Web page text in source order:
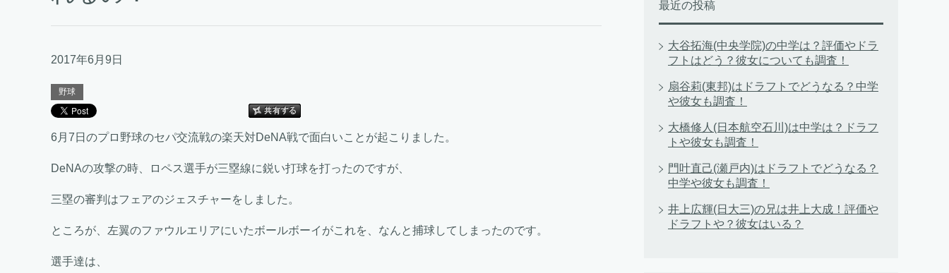
2017年6月9日
野球
6月7日のプロ野球のセパ交流戦の楽天対DeNA戦で面白いことが起こりました。
DeNAの攻撃の時、ロペス選手が三塁線に鋭い打球を打ったのですが、
三塁の審判はフェアのジェスチャーをしました。
ところが、左翼のファウルエリアにいたボールボーイがこれを、なんと捕球してしまったのです。
選手達は、
最近の投稿
大谷拓海(中央学院)の中学は？評価やドラ
フトはどう？彼女についても調査！
扇谷莉(東邦)はドラフトでどうなる？中学
や彼女も調査！
大橋修人(日本航空石川)は中学は？ドラフ
トや彼女も調査！
門叶直己(瀬戸内)はドラフトでどうなる？
中学や彼女も調査！
井上広輝(日大三)の兄は井上大成！評価や
ドラフトや？彼女はいる？